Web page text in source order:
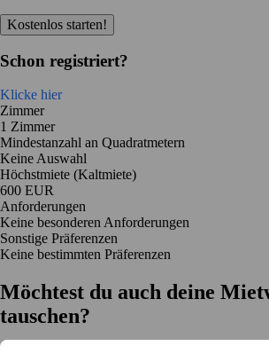
Kostenlos starten!
Schon registriert?
Klicke hier
Zimmer
1 Zimmer
Mindestanzahl an Quadratmetern
Keine Auswahl
Höchstmiete (Kaltmiete)
600 EUR
Anforderungen
Keine besonderen Anforderungen
Sonstige Präferenzen
Keine bestimmten Präferenzen
Möchtest du auch deine
tauschen?